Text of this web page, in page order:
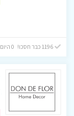
1196 כבר חסכו! 0 היום